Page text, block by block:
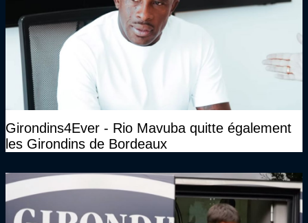
Girondins4Ever - Rio Mavuba quitte également
les Girondins de Bordeaux